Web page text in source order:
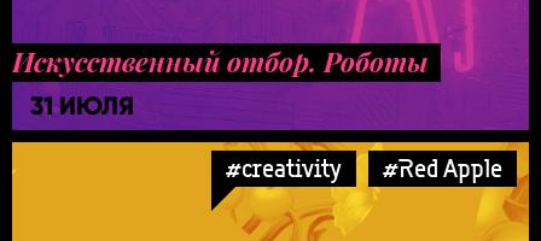
Искусственный отбор. Роботы
31 ИЮЛЯ
#creativity #Red Apple